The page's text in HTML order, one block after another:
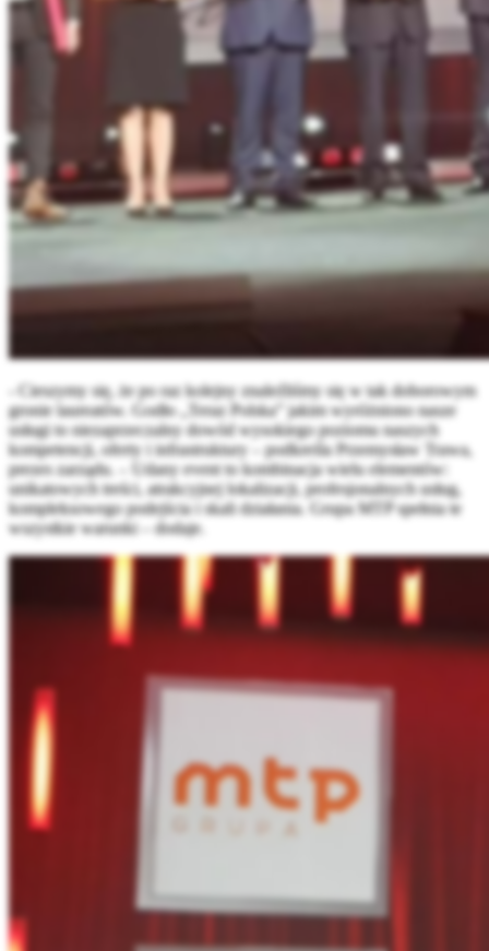
- Cieszymy się, że po raz kolejny znaleźliśmy się w tak doborowym
gronie laureatów. Godło „Teraz Polska” jakim wyróżniono nasze
usługi to niezaprzeczalny dowód wysokiego poziomu naszych
kompetencji, oferty i infrastruktury – podkreśla Przemysław Trawa,
prezes zarządu. – Udany event to kombinacja wielu elementów:
unikatowych treści, atrakcyjnej lokalizacji, profesjonalnych usług,
kompleksowego podejścia i skali działania. Grupa MTP spełnia te
wszystkie warunki – dodaje.